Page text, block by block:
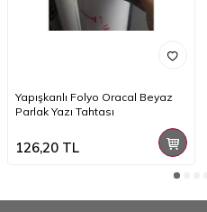
Yapışkanlı Folyo Oracal Beyaz
Parlak Yazı Tahtası
126,20 TL